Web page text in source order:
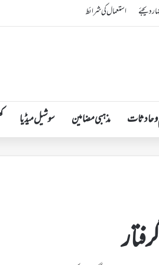
دیجئے استعمال کی شرائط
و حادثات مذہبی مضامین سوشیل میڈیا